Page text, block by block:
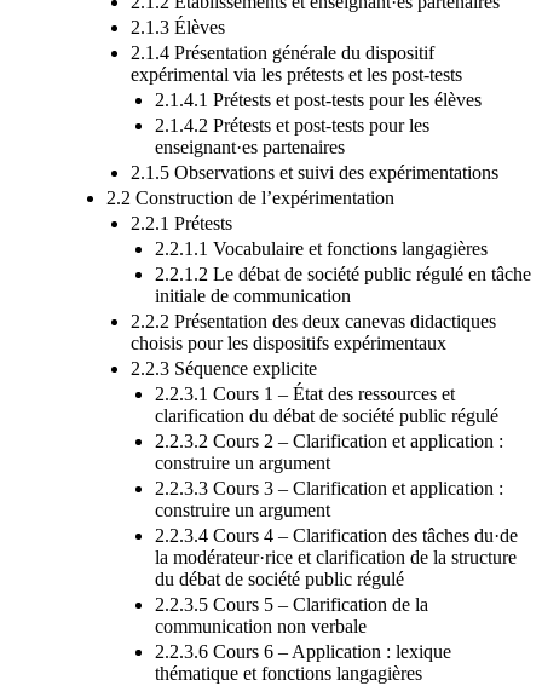
2.1.3 Élèves
2.1.4 Présentation générale du dispositif
expérimental via les prétests et les post-tests
2.1.4.1 Prétests et post-tests pour les élèves
2.1.4.2 Prétests et post-tests pour les
enseignant·es partenaires
2.1.5 Observations et suivi des expérimentations
2.2 Construction de l’expérimentation
2.2.1 Prétests
2.2.1.1 Vocabulaire et fonctions langagières
2.2.1.2 Le débat de société public régulé en tâche
initiale de communication
2.2.2 Présentation des deux canevas didactiques
choisis pour les dispositifs expérimentaux
2.2.3 Séquence explicite
2.2.3.1 Cours 1 – État des ressources et
clarification du débat de société public régulé
2.2.3.2 Cours 2 – Clarification et application :
construire un argument
2.2.3.3 Cours 3 – Clarification et application :
construire un argument
2.2.3.4 Cours 4 – Clarification des tâches du·de
la modérateur·rice et clarification de la structure
du débat de société public régulé
2.2.3.5 Cours 5 – Clarification de la
communication non verbale
2.2.3.6 Cours 6 – Application : lexique
thématique et fonctions langagières